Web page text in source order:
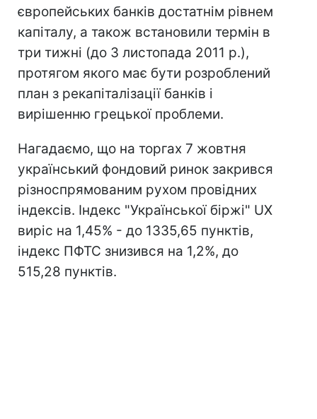
європейських банків достатнім рівнем
капіталу, а також встановили термін в
три тижні (до 3 листопада 2011 р.),
протягом якого має бути розроблений
план з рекапіталізації банків і
вирішенню грецької проблеми.
Нагадаємо, що на торгах 7 жовтня
український фондовий ринок закрився
різноспрямованим рухом провідних
індексів. Індекс "Української біржі" UX
виріс на 1,45% - до 1335,65 пунктів,
індекс ПФТС знизився на 1,2%, до
515,28 пунктів.